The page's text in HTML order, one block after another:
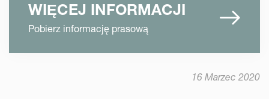
WIĘCEJ INFORMACJI
Pobierz informację prasową
16 Marzec 2020